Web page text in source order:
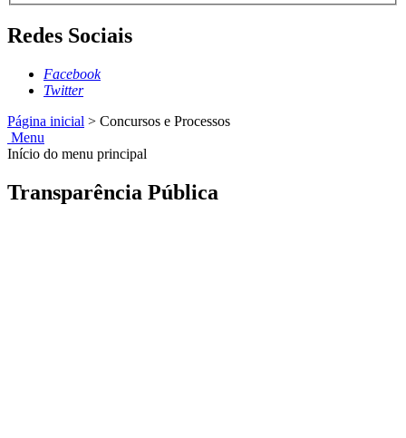
Redes Sociais
Facebook
Twitter
Página inicial > Concursos e Processos
Menu
Início do menu principal
Transparência Pública